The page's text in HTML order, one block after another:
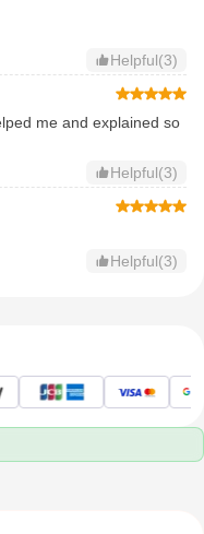
Helpful(3)
me and explained so
Helpful(3)
Helpful(3)